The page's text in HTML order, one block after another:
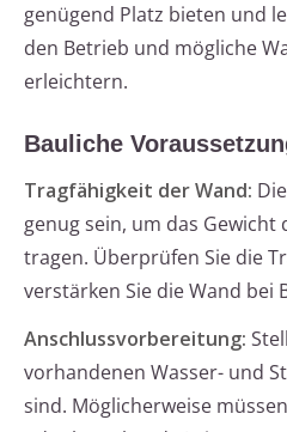
genügend Platz bieten und
den Betrieb und mögliche
erleichtern.
Bauliche
Tragfähigkeit der Wand:
genug sein, um das Gewicht
tragen. Überprüfen Sie die
verstärken Sie die Wand bei
Anschlussvorbereitung:
vorhandenen Wasser- und
sind. Möglicherweise